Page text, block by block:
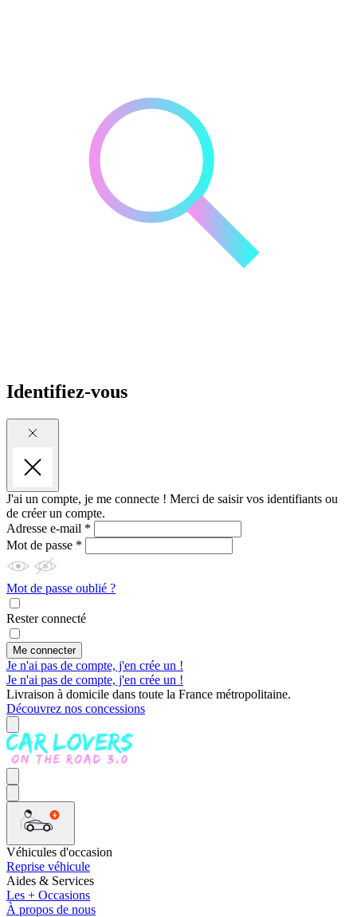
Identifiez-vous
J'ai un compte, je me connecte ! Merci de saisir vos identifiants ou
de créer un compte.
Adresse e-mail *
Mot de passe *
Mot de passe oublié ?
Rester connecté
Me connecter
Je n'ai pas de compte, j'en crée un !
Je n'ai pas de compte, j'en crée un !
Livraison à domicile dans toute la France métropolitaine.
Découvrez nos concessions
Véhicules d'occasion
Reprise véhicule
Aides & Services
Les + Occasions
À propos de nous